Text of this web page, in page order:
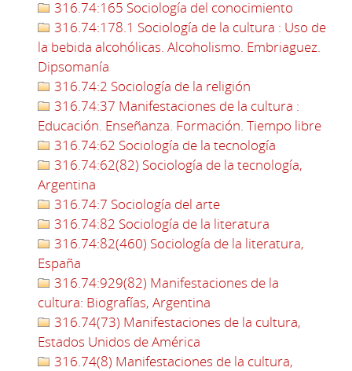
316.74:165 Sociología del conocimiento
316.74:178.1 Sociología de la cultura : Uso de
la bebida alcohólicas. Alcoholismo. Embriaguez.
Dipsomanía
316.74:2 Sociología de la religión
316.74:37 Manifestaciones de la cultura :
Educación. Enseñanza. Formación. Tiempo libre
316.74:62 Sociología de la tecnología
316.74:62(82) Sociología de la tecnología,
Argentina
316.74:7 Sociología del arte
316.74:82 Sociología de la literatura
316.74:82(460) Sociología de la literatura,
España
316.74:929(82) Manifestaciones de la
cultura: Biografías, Argentina
316.74(73) Manifestaciones de la cultura,
Estados Unidos de América
316.74(8) Manifestaciones de la cultura,